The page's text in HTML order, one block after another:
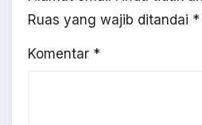
Ruas yang wajib ditandai *
Komentar *